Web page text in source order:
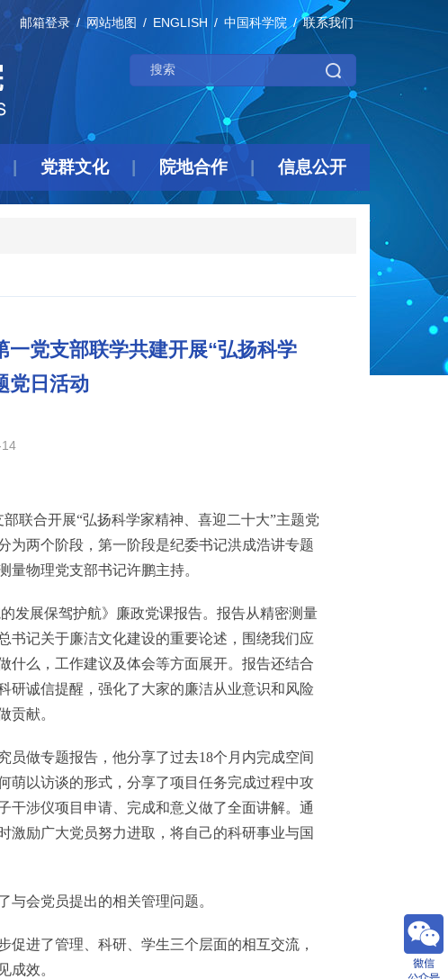
邮箱登录 网站地图 ENGLISH 中国科学院 联系我们
党群文化 院地合作 信息公开
党支部联学共建开展“弘扬科学
党日活动
合开展“弘扬科学家精神、喜迎二十大”主题党
为两个阶段，第一阶段是纪委书记洪成浩讲专题
量物理党支部书记许鹏主持。
展保驾护航》廉政党课报告。报告从精密测量
书记关于廉洁文化建设的重要论述，围绕我们应
什么，工作建议及体会等方面展开。报告还结合
研诚信提醒，强化了大家的廉洁从业意识和风险
贡献。
做专题报告，他分享了过去18个月内完成空间
萌以访谈的形式，分享了项目任务完成过程中攻
干涉仪项目申请、完成和意义做了全面讲解。通
激励广大党员努力进取，将自己的科研事业与国
会党员提出的相关管理问题。
进了管理、科研、学生三个层面的相互交流，
成效。